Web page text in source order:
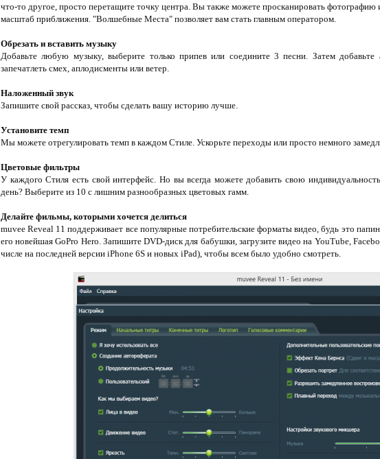
что-то другое, просто перетащите точку центра. Вы также можете просканировать
масштаб приближения. "Волшебные Места" позволяет вам стать главным оператором.
Обрезать и вставить музыку
Добавьте любую музыку, выберите только припев или соедините 3 песни. Затем
запечатлеть смех, аплодисменты или ветер.
Наложенный звук
Запишите свой рассказ, чтобы сделать вашу историю лучше.
Установите темп
Мы можете отрегулировать темп в каждом Стиле. Ускорьте переходы или просто немного
Цветовые фильтры
У каждого Стиля есть свой интерфейс. Но вы всегда можете добавить свою
день? Выберите из 10 с лишним разнообразных цветовых гамм.
Делайте фильмы, которыми хочется делиться
muvee Reveal 11 поддерживает все популярные потребительские форматы видео, будь это
его новейшая GoPro Hero. Запишите DVD-диск для бабушки, загрузите видео на YouTube,
числе на последней версии iPhone 6S и новых iPad), чтобы всем было удобно смотреть.